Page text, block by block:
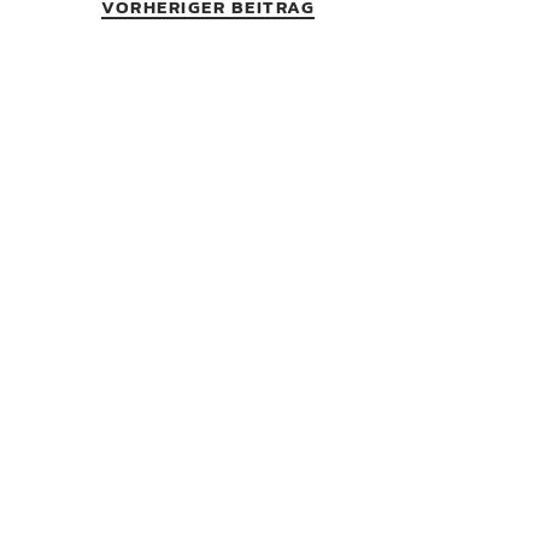
VORHERIGER BEITRAG